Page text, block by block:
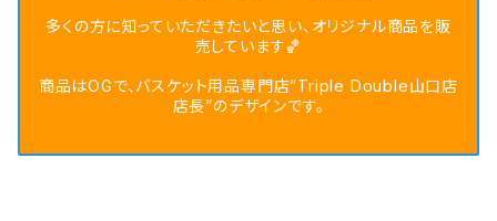
多くの方に知っていただきたいと思い、オリジナル商品を販
売しています🏀
商品はOGで、バスケット用品専門店”Triple Double山口店
店長”のデザインです。